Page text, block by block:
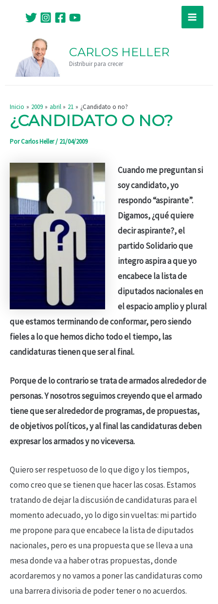
contenido
Main
CARLOS HELLER
Distribuir para crecer
Inicio 2009 abril 21 ¿Candidato o no?
¿CANDIDATO O NO?
PorCarlos Heller/ 21/04/2009
Cuando me preguntan si
soy candidato, yo
respondo “aspirante”.
Digamos, ¿qué quiere
decir aspirante?, el
partido Solidario que
integro aspira a que yo
encabece la lista de
diputados nacionales en
el espacio amplio y plural
que estamos terminando de conformar, pero siendo
fieles a lo que hemos dicho todo el tiempo, las
candidaturas tienen que ser al final.
Porque de lo contrario se trata de armados alrededor de
personas. Y nosotros seguimos creyendo que el armado
tiene que ser alrededor de programas, de propuestas,
de objetivos políticos, y al final las candidaturas deben
expresar los armados y no viceversa.
Quiero ser respetuoso de lo que digo y los tiempos,
como creo que se tienen que hacer las cosas. Estamos
tratando de dejar la discusión de candidaturas para el
momento adecuado, yo lo digo sin vueltas: mi partido
me propone para que encabece la lista de diputados
nacionales, pero es una propuesta que se lleva a una
mesa donde va a haber otras propuestas, donde
acordaremos y no vamos a poner las candidaturas como
una barrera divisoria de poder tener o no acuerdos.
entradas